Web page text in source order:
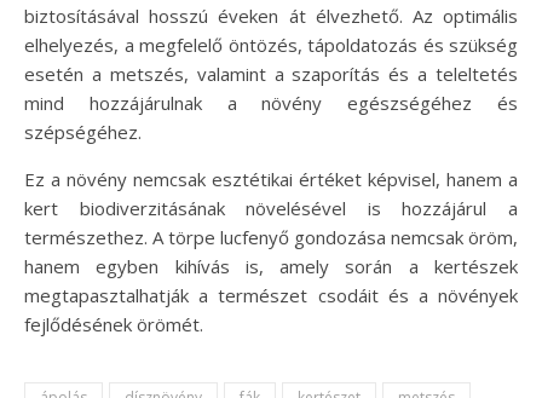
biztosításával hosszú éveken át élvezhető. Az optimális
elhelyezés, a megfelelő öntözés, tápoldatozás és szükség
esetén a metszés, valamint a szaporítás és a teleltetés
mind hozzájárulnak a növény egészségéhez és
szépségéhez.
Ez a növény nemcsak esztétikai értéket képvisel, hanem a
kert biodiverzitásának növelésével is hozzájárul a
természethez. A törpe lucfenyő gondozása nemcsak öröm,
hanem egyben kihívás is, amely során a kertészek
megtapasztalhatják a természet csodáit és a növények
fejlődésének örömét.